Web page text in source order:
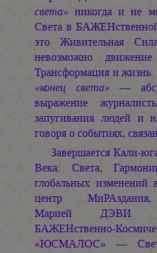
света» никогда и не
Света в
это Живительная
невозможно
Трансформация и жизнь.
«конец света» —
выражение
запугивания людей и
говоря о событиях,
Завершается Кали-
Века: Света,
глобальных
центр
Марией ДЭВИ
БАЖЕНственно-
«ЮСМАЛОС» —